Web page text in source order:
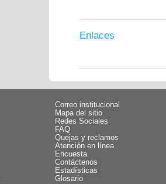
Enlaces
Correo institucional
Mapa del sitio
Redes Sociales
FAQ
Quejas y reclamos
Atención en línea
Encuesta
Contáctenos
Estadísticas
Glosario